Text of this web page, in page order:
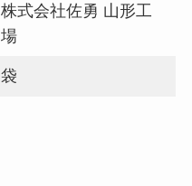
株式会社佐勇 山形工
場
袋